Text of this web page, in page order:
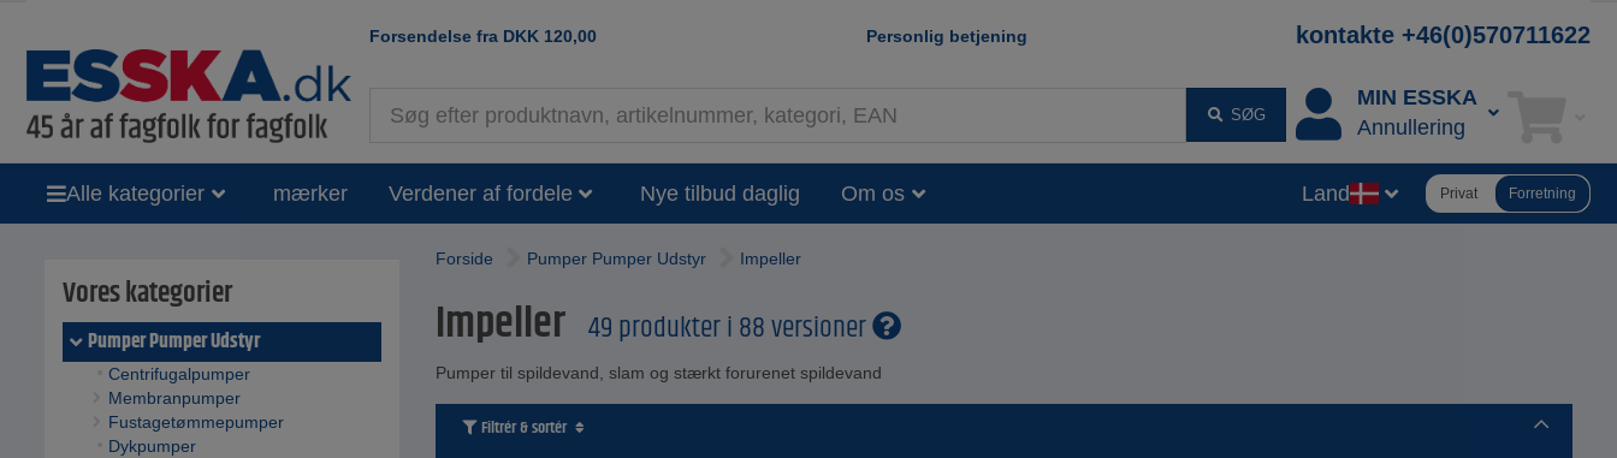
Forsendelse fra DKK 120,00 Personlig betjening kontakte +46(0)570711622
SØG
MIN ESSKA
Annullering
Alle kategorier mærker Verdener af fordele Nye tilbud daglig Om os Land Privat Forretning
Vores kategorier
Pumper Pumper Udstyr
Centrifugalpumper
Membranpumper
Fustagetømmepumper
Dykpumper
Forside Pumper Pumper Udstyr Impeller
Impeller 49 produkter i 88 versioner
Pumper til spildevand, slam og stærkt forurenet spildevand
Filtrér & sortér